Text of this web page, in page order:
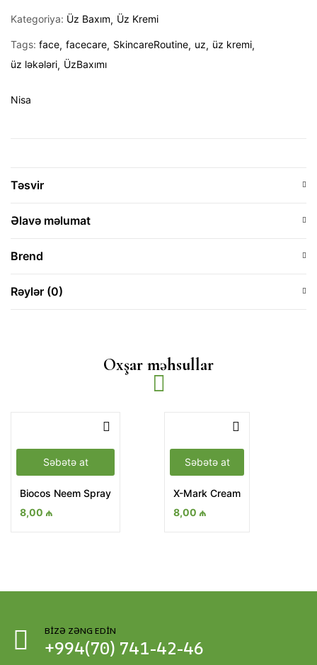
Kategoriya: Üz Baxım Üz Kremi
Tags: face facecare SkincareRoutine uz
üz kremi
üz ləkələri ÜzBaxımı
Nisa
Təsvir
Əlavə məlumat
Brend
Rəylər (0)
Oxşar məhsullar
Səbətə at
Biocos Neem Spray
8,00 ₼
Səbətə at
X-Mark Cream
8,00 ₼
BIZƏ ZƏNG EDIN
+994(70) 741-42-46